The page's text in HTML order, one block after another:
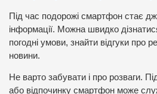
Під час подорожі смартфон стає
інформації. Можна швидко
погодні умови, знайти відгуки про
новини.
Не варто забувати і про розваги.
або відпочинку смартфон може